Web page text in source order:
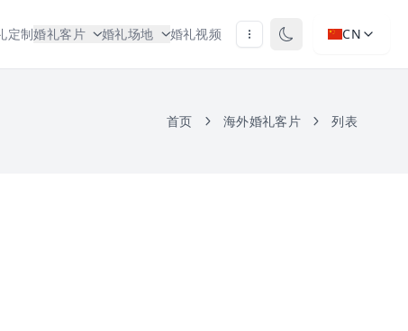
CN
定制婚礼客片 婚礼场地 婚礼视频
首页 海外婚礼客片 列表